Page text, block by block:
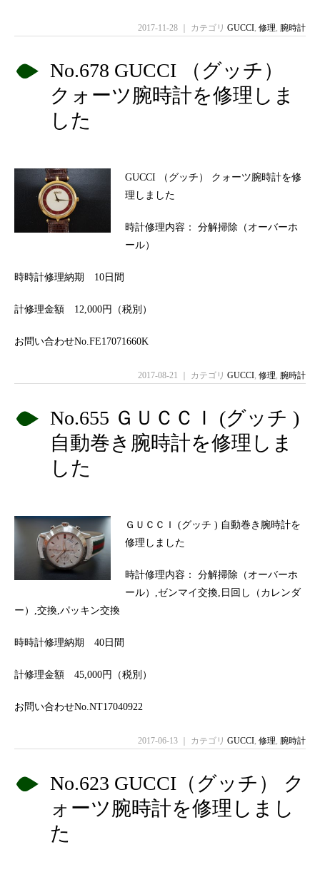
2017-11-28 ｜ カテゴリ GUCCI, 修理, 腕時計
No.678 GUCCI （グッチ）
クォーツ腕時計を修理しま
した
GUCCI （グッチ） クォーツ腕時計を修
理しました
時計修理内容： 分解掃除（オーバーホ
ール）
時時計修理納期 10日間
計修理金額 12,000円（税別）
お問い合わせNo.FE17071660K
2017-08-21 ｜ カテゴリ GUCCI, 修理, 腕時計
No.655 ＧＵＣＣＩ (グッチ )
自動巻き腕時計を修理しま
した
ＧＵＣＣＩ (グッチ ) 自動巻き腕時計を
修理しました
時計修理内容： 分解掃除（オーバーホ
ール）,ゼンマイ交換,日回し（カレンダ
ー）,交換,パッキン交換
時時計修理納期 40日間
計修理金額 45,000円（税別）
お問い合わせNo.NT17040922
2017-06-13 ｜ カテゴリ GUCCI, 修理, 腕時計
No.623 GUCCI（グッチ） ク
ォーツ腕時計を修理しまし
た